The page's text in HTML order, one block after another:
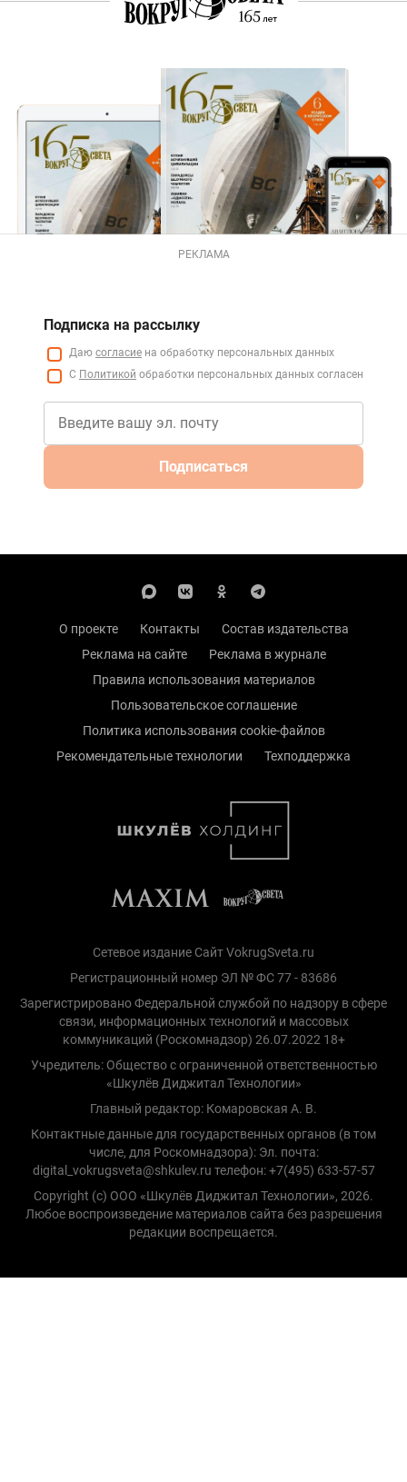
РЕКЛАМА
Подписка на рассылку
Даю согласие на обработку персональных данных
С Политикой обработки персональных данных согласен
Подписаться
О проекте Контакты
Состав издательства
Реклама на сайте
Реклама в журнале
Правила использования материалов
Пользовательское соглашение
Политика использования cookie-файлов
Рекомендательные технологии
Техподдержка
Сетевое издание Сайт VokrugSveta.ru
Регистрационный номер ЭЛ № ФС 77 - 83686
Зарегистрировано Федеральной службой по надзору в сфере
связи, информационных технологий и массовых
коммуникаций (Роскомнадзор) 26.07.2022 18+
Учредитель: Общество с ограниченной ответственностью
«Шкулёв Диджитал Технологии»
Главный редактор: Комаровская А. В.
Контактные данные для государственных органов (в том
числе, для Роскомнадзора): Эл. почта:
digital_vokrugsveta@shkulev.ru телефон: +7(495) 633-57-57
Copyright (с) ООО «Шкулёв Диджитал Технологии», 2026.
Любое воспроизведение материалов сайта без разрешения
редакции воспрещается.